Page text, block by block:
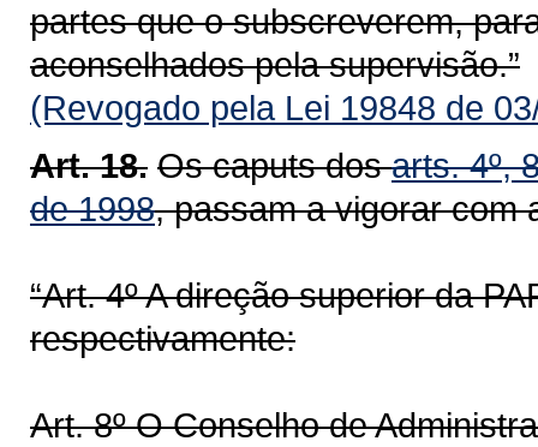
partes que o subscreverem,
aconselhados pela supervisão.”
(Revogado pela Lei 19848 de
Art. 18. Os caputs dosarts. 4º,
de 1998, passam a vigorar com
“Art. 4º A direção superior da
respectivamente:
Art. 8º O Conselho de